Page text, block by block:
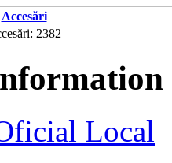
Accesări
2382
Local